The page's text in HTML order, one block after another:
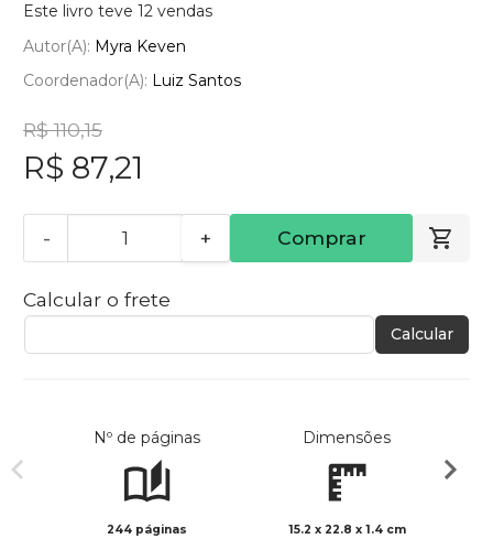
Este livro teve 12 vendas
Autor(a): Myra Keven
Coordenador(a): Luiz Santos
R$ 110,15
R$ 87,21
- + Comprar
Calcular o frete
Calcular
Nº de páginas
244 páginas
Dimensões
15.2 x 22.8 x 1.4 cm